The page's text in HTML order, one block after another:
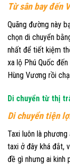
Từ sân bay đến
Quãng đường này
chọn di chuyển
nhất để tiết kiệm
xa lộ Phú Quốc
Hùng Vương rồi
Di chuyển từ thị
Di chuyển tiện
Taxi luôn là
taxi ở đây khá đắt,
đề gì nhưng ai kinh